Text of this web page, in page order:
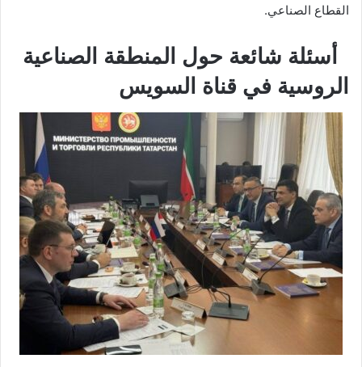
القطاع الصناعي.
أسئلة شائعة حول المنطقة الصناعية
الروسية في قناة السويس